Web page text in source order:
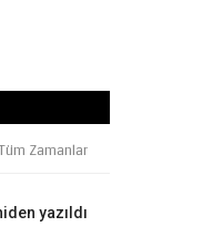
Zamanlar
yazıldı